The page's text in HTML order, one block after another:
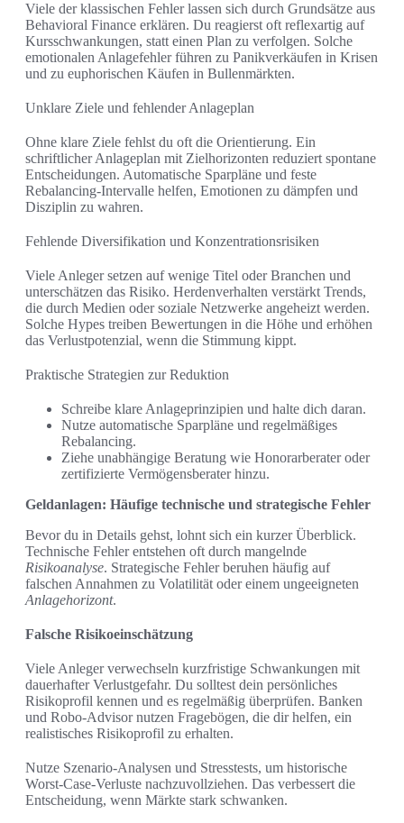
Viele der klassischen Fehler lassen sich durch Grundsätze aus
Behavioral Finance erklären. Du reagierst oft reflexartig auf
Kursschwankungen, statt einen Plan zu verfolgen. Solche
emotionalen Anlagefehler führen zu Panikverkäufen in Krisen
und zu euphorischen Käufen in Bullenmärkten.
Unklare Ziele und fehlender Anlageplan
Ohne klare Ziele fehlst du oft die Orientierung. Ein
schriftlicher Anlageplan mit Zielhorizonten reduziert spontane
Entscheidungen. Automatische Sparpläne und feste
Rebalancing-Intervalle helfen, Emotionen zu dämpfen und
Disziplin zu wahren.
Fehlende Diversifikation und Konzentrationsrisiken
Viele Anleger setzen auf wenige Titel oder Branchen und
unterschätzen das Risiko. Herdenverhalten verstärkt Trends,
die durch Medien oder soziale Netzwerke angeheizt werden.
Solche Hypes treiben Bewertungen in die Höhe und erhöhen
das Verlustpotenzial, wenn die Stimmung kippt.
Praktische Strategien zur Reduktion
Schreibe klare Anlageprinzipien und halte dich daran.
Nutze automatische Sparpläne und regelmäßiges
Rebalancing.
Ziehe unabhängige Beratung wie Honorarberater oder
zertifizierte Vermögensberater hinzu.
Geldanlagen: Häufige technische und strategische Fehler
Bevor du in Details gehst, lohnt sich ein kurzer Überblick.
Technische Fehler entstehen oft durch mangelnde
Risikoanalyse. Strategische Fehler beruhen häufig auf
falschen Annahmen zu Volatilität oder einem ungeeigneten
Anlagehorizont.
Falsche Risikoeinschätzung
Viele Anleger verwechseln kurzfristige Schwankungen mit
dauerhafter Verlustgefahr. Du solltest dein persönliches
Risikoprofil kennen und es regelmäßig überprüfen. Banken
und Robo-Advisor nutzen Fragebögen, die dir helfen, ein
realistisches Risikoprofil zu erhalten.
Nutze Szenario-Analysen und Stresstests, um historische
Worst-Case-Verluste nachzuvollziehen. Das verbessert die
Entscheidung, wenn Märkte stark schwanken.